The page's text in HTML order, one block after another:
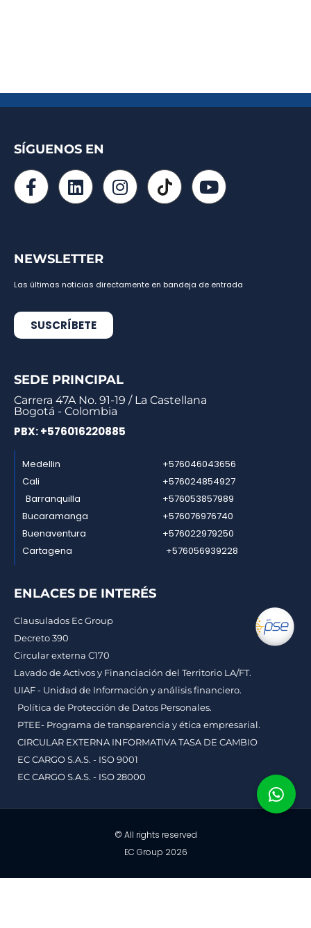
SÍGUENOS EN
NEWSLETTER
Las últimas noticias directamente en bandeja de entrada
SUSCRÍBETE
SEDE PRINCIPAL
Carrera 47A No. 91-19 / La Castellana
Bogotá - Colombia
PBX: +576016220885
Medellin
Cali
Barranquilla
Bucaramanga
Buenaventura
Cartagena
+576046043656
+576024854927
+576053857989
+576076976740
+576022979250
+576056939228
ENLACES DE INTERÉS
Clausulados Ec Group
Decreto 390
Circular externa C170
Lavado de Activos y Financiación del Territorio LA/FT.
UIAF - Unidad de Información y análisis financiero.
Política de Protección de Datos Personales.
PTEE- Programa de transparencia y ética empresarial.
CIRCULAR EXTERNA INFORMATIVA TASA DE CAMBIO
EC CARGO S.A.S. - ISO 9001
EC CARGO S.A.S. - ISO 28000
© All rights reserved
EC Group 2026